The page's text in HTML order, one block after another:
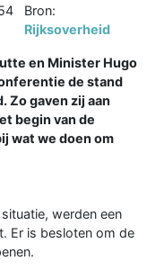
Bron:
Rijksoverheid
en Minister Hugo
de stand
Zo gaven zij aan
begin van de
wat we doen om
werden een
Er is besloten om de